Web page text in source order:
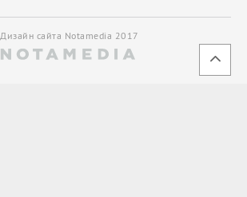
Дизайн сайта Notamedia 2017